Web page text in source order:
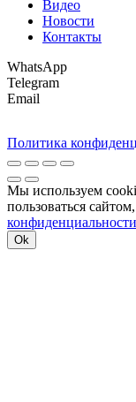
Видео
Новости
Контакты
WhatsApp
Telegram
Email
Политика
Мы используем
пользоваться
конфиденциальности
Ok